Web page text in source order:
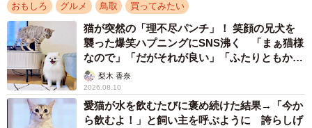
おもしろ グルメ 鳥取 買ってみたい
猫が突然の「理不尽パンチ」！ 笑顔の兄犬を
襲った爆笑ハプニングにSNS沸く 「まぁ猫様
なので」「だがそれが良い」「ふたりともかわ
いいね」
梨木 香奈
2026.08.10
愛猫が水を飲むたびに褒め続けた結果→「今か
ら飲むよ！」と飼い主を呼ぶように 誇らしげ